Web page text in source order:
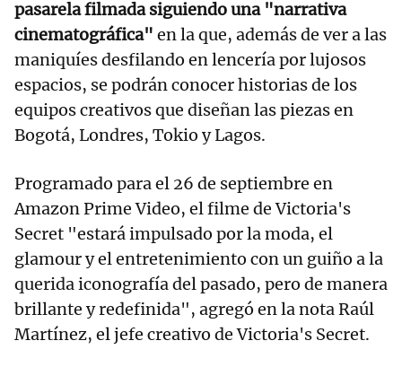
pasarela filmada siguiendo una "narrativa
cinematográfica" en la que, además de ver a las
maniquíes desfilando en lencería por lujosos
espacios, se podrán conocer historias de los
equipos creativos que diseñan las piezas en
Bogotá, Londres, Tokio y Lagos.
Programado para el 26 de septiembre en
Amazon Prime Video, el filme de Victoria's
Secret "estará impulsado por la moda, el
glamour y el entretenimiento con un guiño a la
querida iconografía del pasado, pero de manera
brillante y redefinida", agregó en la nota Raúl
Martínez, el jefe creativo de Victoria's Secret.